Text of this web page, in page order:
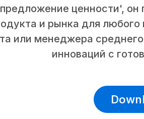
ценности', он
и рынка для
или менеджера
инноваций с